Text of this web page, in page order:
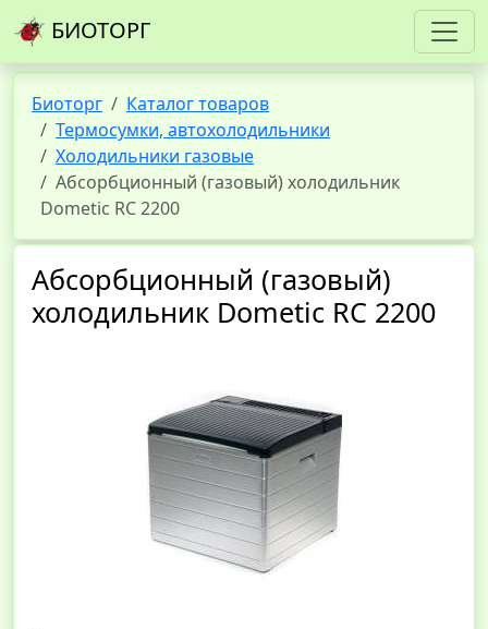
БИОТОРГ
Биоторг
Каталог товаров
Термосумки, автохолодильники
Холодильники газовые
Абсорбционный (газовый) холодильник
Dometic RC 2200
Абсорбционный (газовый)
холодильник Dometic RC 2200